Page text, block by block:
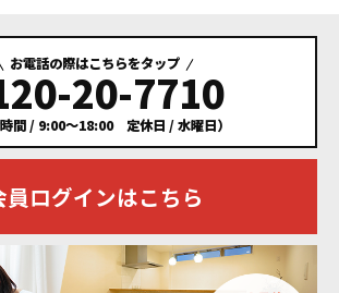
お電話の際はこちらをタップ
20-7710
時間 / 9:00～18:00 定休日 / 水曜日）
員ログインはこちら